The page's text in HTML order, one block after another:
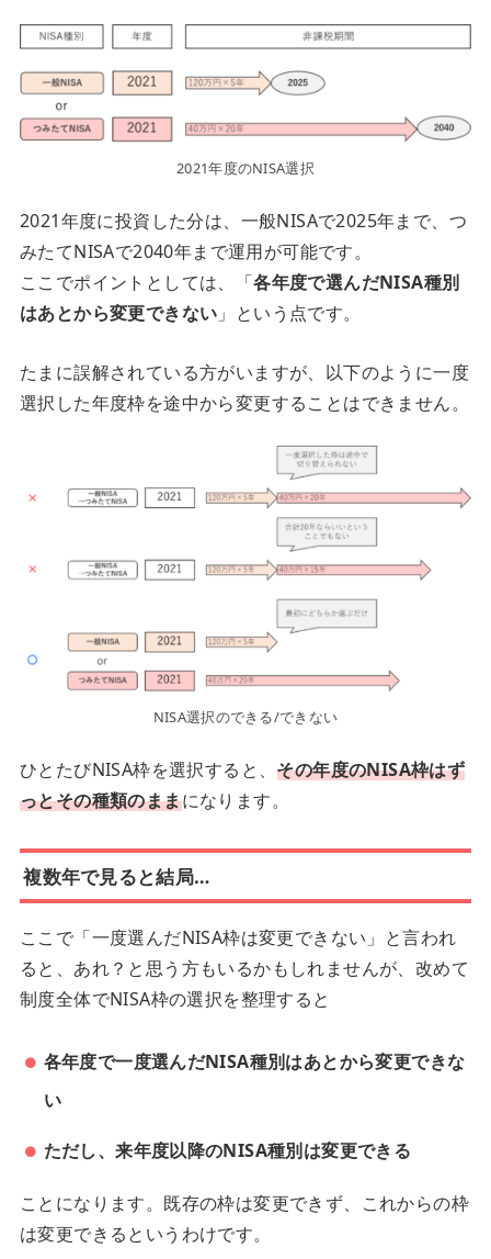
2021年度のNISA選択
2021年度に投資した分は、一般NISAで2025年まで、つ
みたてNISAで2040年まで運用が可能です。
ここでポイントとしては、「各年度で選んだNISA種別
はあとから変更できない 」という点です。
たまに誤解されている方がいますが、以下のように一度
選択した年度枠を途中から変更することはできません。
NISA選択のできる/できない
ひとたびNISA枠を選択すると、 その年度のNISA枠はず
っとその種類のままになります。
複数年で見ると結局…
ここで「一度選んだNISA枠は変更できない」と言われ
ると、あれ？と思う方もいるかもしれませんが、改めて
制度全体でNISA枠の選択を整理すると
各年度で一度選んだNISA種別はあとから変更できな
い
ただし、来年度以降のNISA種別は変更できる
ことになります。既存の枠は変更できず、これからの枠
は変更できるというわけです。